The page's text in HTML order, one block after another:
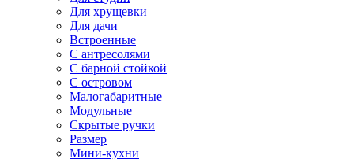
Для хрущевки
Для дачи
Встроенные
С антресолями
С барной стойкой
С островом
Малогабаритные
Модульные
Скрытые ручки
Размер
Мини-кухни